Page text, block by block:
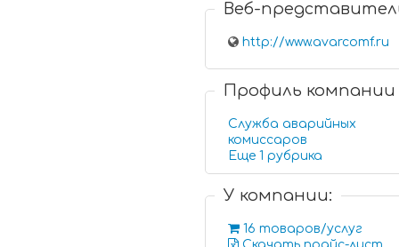
Веб-
http://www.avarcomf.ru
Профиль компании
Служба аварийных
комиссаров
Еще 1 рубрика
У компании:
16 товаров/услуг